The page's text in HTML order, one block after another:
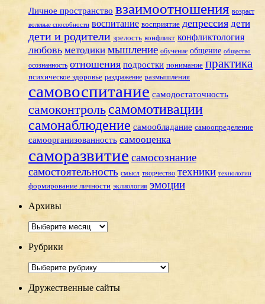
Личное пространство взаимоотношения возраст
волевые способности воспитание восприятие депрессия дети
дети и родители зрелость конфликт конфликтология
любовь методики мышление обучение общение общество
осознанность отношения подростки понимание практика
психическое здоровье раздражение размышления
самовоспитание самодостаточность
самоконтроль самомотивации
самонаблюдение самообладание самоопределение
самоорганизованность самооценка
саморазвитие самосознание
самостоятельность смысл творчество техники технологии
формирование личности эклиология эмоции
Архивы
Архивы
Рубрики
Рубрики
Дружественные сайты